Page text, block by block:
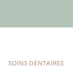
SOINS DENTAIRES